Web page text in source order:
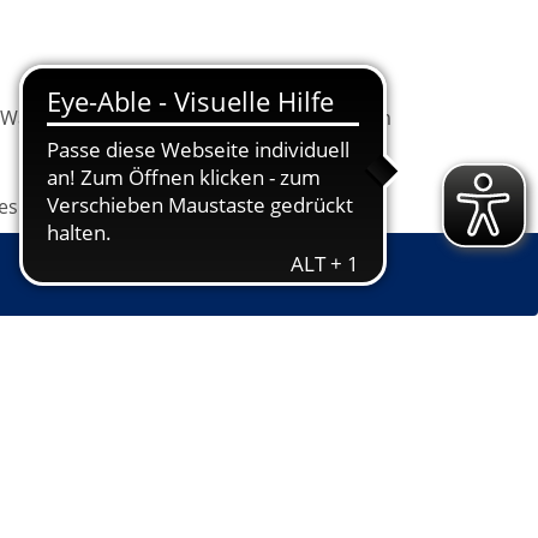
Warenkorb Information Programm
Grundbildung Jugendkunstschule